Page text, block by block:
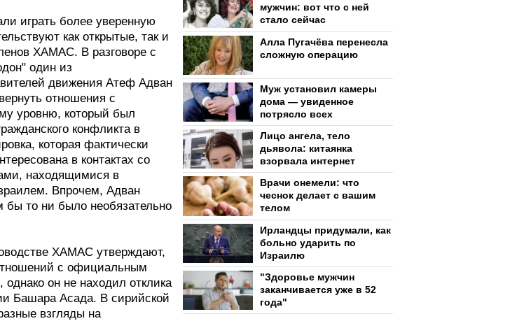
играть более уверенную
как открытые, так и
ХАМАС. В разговоре с
один из
движения Атеф Адван
отношения с
уровню, который был
конфликта в
которая фактически
в контактах со
находящимися в
Впрочем, Адван
бы то ни было необязательно
ХАМАС утверждают,
с официальным
он не находил отклика
Башара Асада. В сирийской
взгляды на